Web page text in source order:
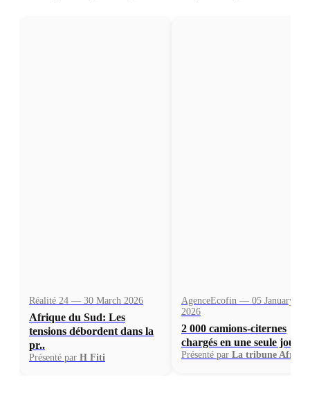
Réalité 24 — 30 March 2026
Afrique du Sud: Les
tensions débordent dans la
pr..
Présenté par H Fiti
AgenceEcofin — 05 January
2026
2 000 camions-citernes
chargés en une seule
Présenté par La tribune